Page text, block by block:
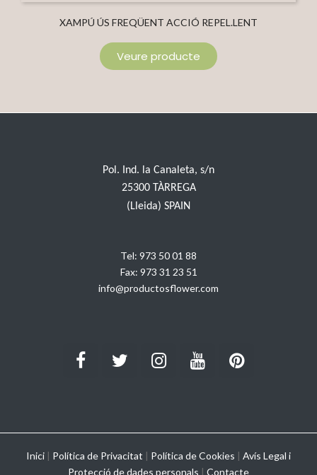
XAMPÚ ÚS FREQÜENT ACCIÓ REPEL.LENT
Veure producte
Pol. Ind. la Canaleta, s/n
25300 TÀRREGA
(Lleida) SPAIN
Tel: 973 50 01 88
Fax: 973 31 23 51
info@productosflower.com
Inici | Política de Privacitat | Política de Cookies | Avís Legal i
Protecció de dades personals | Contacte